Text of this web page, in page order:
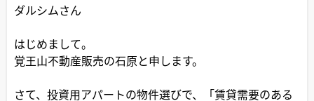
ダルシムさん
はじめまして。
覚王山不動産販売の石原と申します。
さて、投資用アパートの物件選びで、「賃貸需要のある